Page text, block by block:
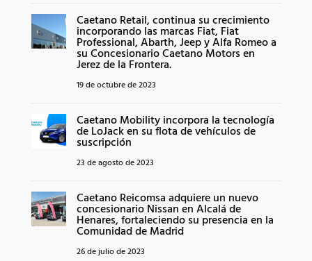
Caetano Retail, continua su crecimiento
incorporando las marcas Fiat, Fiat
Professional, Abarth, Jeep y Alfa Romeo a
su Concesionario Caetano Motors en
Jerez de la Frontera.
19 de octubre de 2023
Caetano Mobility incorpora la tecnología
de LoJack en su flota de vehículos de
suscripción
23 de agosto de 2023
Caetano Reicomsa adquiere un nuevo
concesionario Nissan en Alcalá de
Henares, fortaleciendo su presencia en la
Comunidad de Madrid
26 de julio de 2023